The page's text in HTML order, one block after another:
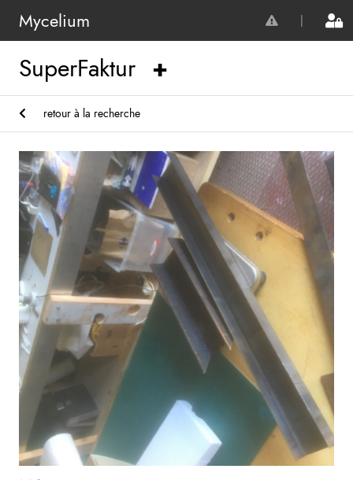
Mycelium |
SuperFaktur
retour à la recherche